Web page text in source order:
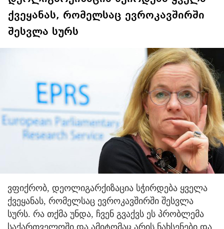
ქვეყანას, რომელსაც ევროკავშირში
შესვლა სურს
ვფიქრობ, დეოლიგარქიზაცია სჭირდება ყველა
ქვეყანას, რომელსაც ევროკავშირში შესვლა
სურს. რა თქმა უნდა, ჩვენ გვაქვს ეს პრობლემა
საქართველოში და ამიტომაც არის ნახსენები და